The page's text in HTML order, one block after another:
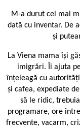
M-a durut cel mai
dată cu inventar. De
și
La Viena mama își
imigrări. Îi ajuta
înțeleagă cu
și cafea, expediate
să le ridic,
programare, ore
frecvente, vacarm,